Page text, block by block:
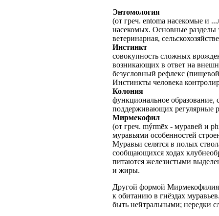
Энтомология
(от греч. entoma насекомые и
насекомых. Основные
ветеринарная,
Инстинкт
совокупность сложных
возникающих в ответ на
безусловный рефлекс
Инстинкты человека
Колония
функциональное образование,
поддерживающих регулярные
Мирмекофил
(от греч. mýrmēx - муравей и
муравьями особенностей
Муравьи селятся в полых
сообщающихся ходах
питаются железистыми
и жиры.
Другой формой Мирмекофилия
к обитанию в гнёздах
быть нейтральными; нередки